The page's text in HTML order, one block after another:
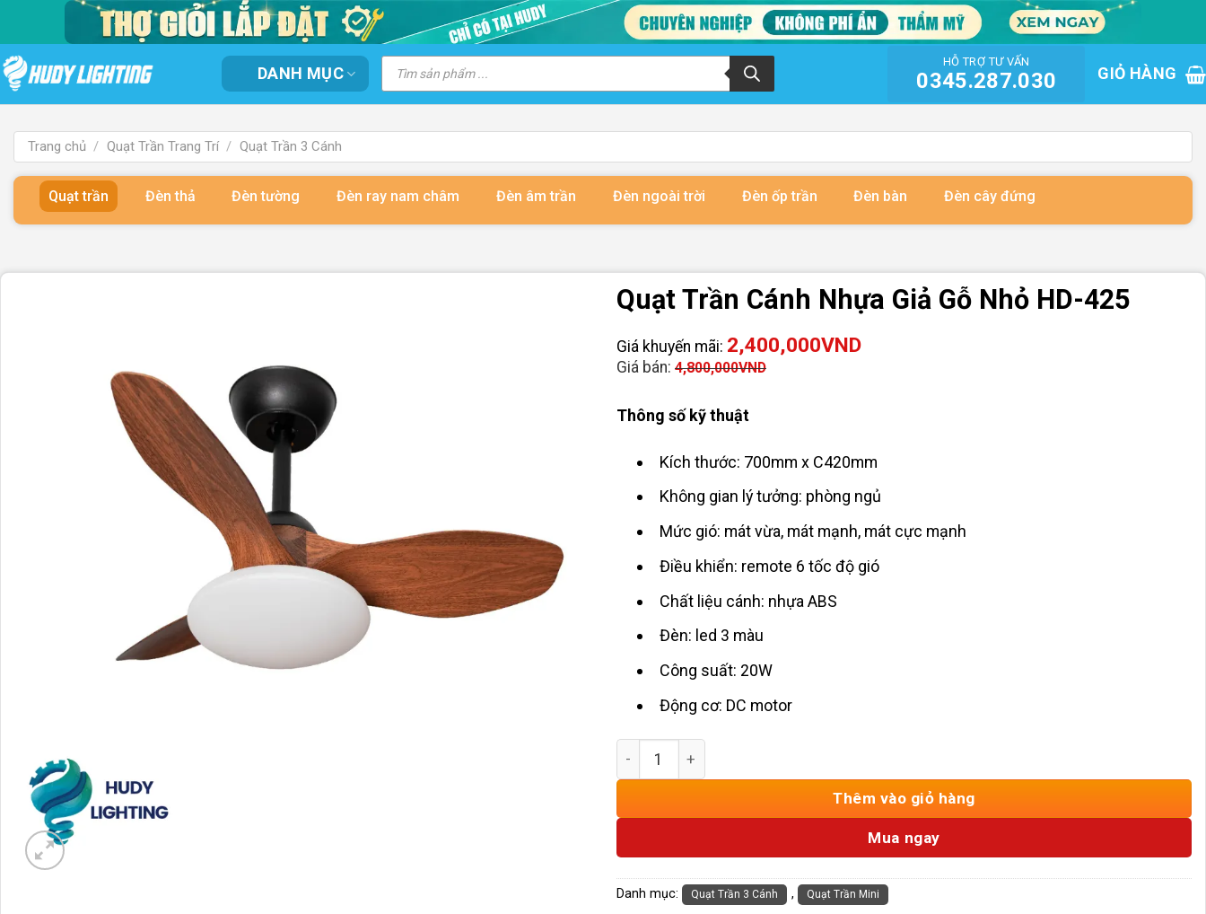
nội
dung
DANH MỤC
Tìm
kiếm
sản
phẩm
HỖ TRỢ TƯ VẤN
0345.287.030 GIỎ HÀNG
Trang chủ / Quạt Trần Trang Trí / Quạt Trần 3 Cánh
Quạt trần Đèn thả Đèn tường Đèn ray nam châm Đèn âm trần Đèn ngoài trời Đèn ốp trần Đèn bàn Đèn cây đứng
Quạt Trần Cánh Nhựa Giả Gỗ Nhỏ HD-425
Giá khuyến mãi: 2,400,000VND
Giá bán: 4,800,000VND
Thông số kỹ thuật
Kích thước: 700mm x C420mm
Không gian lý tưởng: phòng ngủ
Mức gió: mát vừa, mát mạnh, mát cực mạnh
Điều khiển: remote 6 tốc độ gió
Chất liệu cánh: nhựa ABS
Đèn: led 3 màu
Công suất: 20W
Động cơ: DC motor
Quạt Trần Cánh Nhựa Giả Gỗ Nhỏ HD-425 số lượng
Thêm vào giỏ hàng
Mua ngay
Danh mục: Quạt Trần 3 Cánh , Quạt Trần Mini